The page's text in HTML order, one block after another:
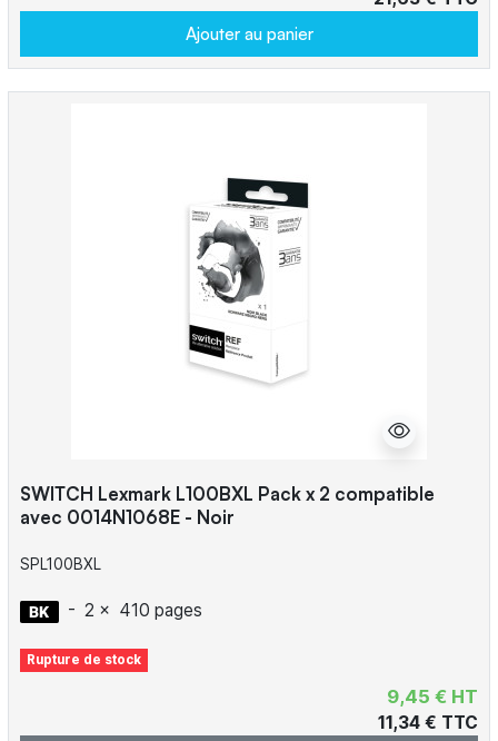
Ajouter au panier
SWITCH Lexmark L100BXL Pack x 2 compatible
avec 0014N1068E - Noir
SPL100BXL
- 2 x 410 pages
Rupture de stock
9,45 € HT
11,34 € TTC